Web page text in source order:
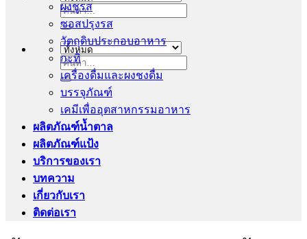
ค้นหา:
ค้นหา:
ผงชูรส
ซอสปรุงรส
วัตถุดิบประกอบอาหาร
กะทิ
เครื่องดื่มและผงชงดื่ม
บรรจุภัณฑ์
เคมีเพื่ออุตสาหกรรมอาหาร
ผลิตภัณฑ์น้ำตาล
ผลิตภัณฑ์แป้ง
บริการของเรา
บทความ
เกี่ยวกับเรา
ติดต่อเรา